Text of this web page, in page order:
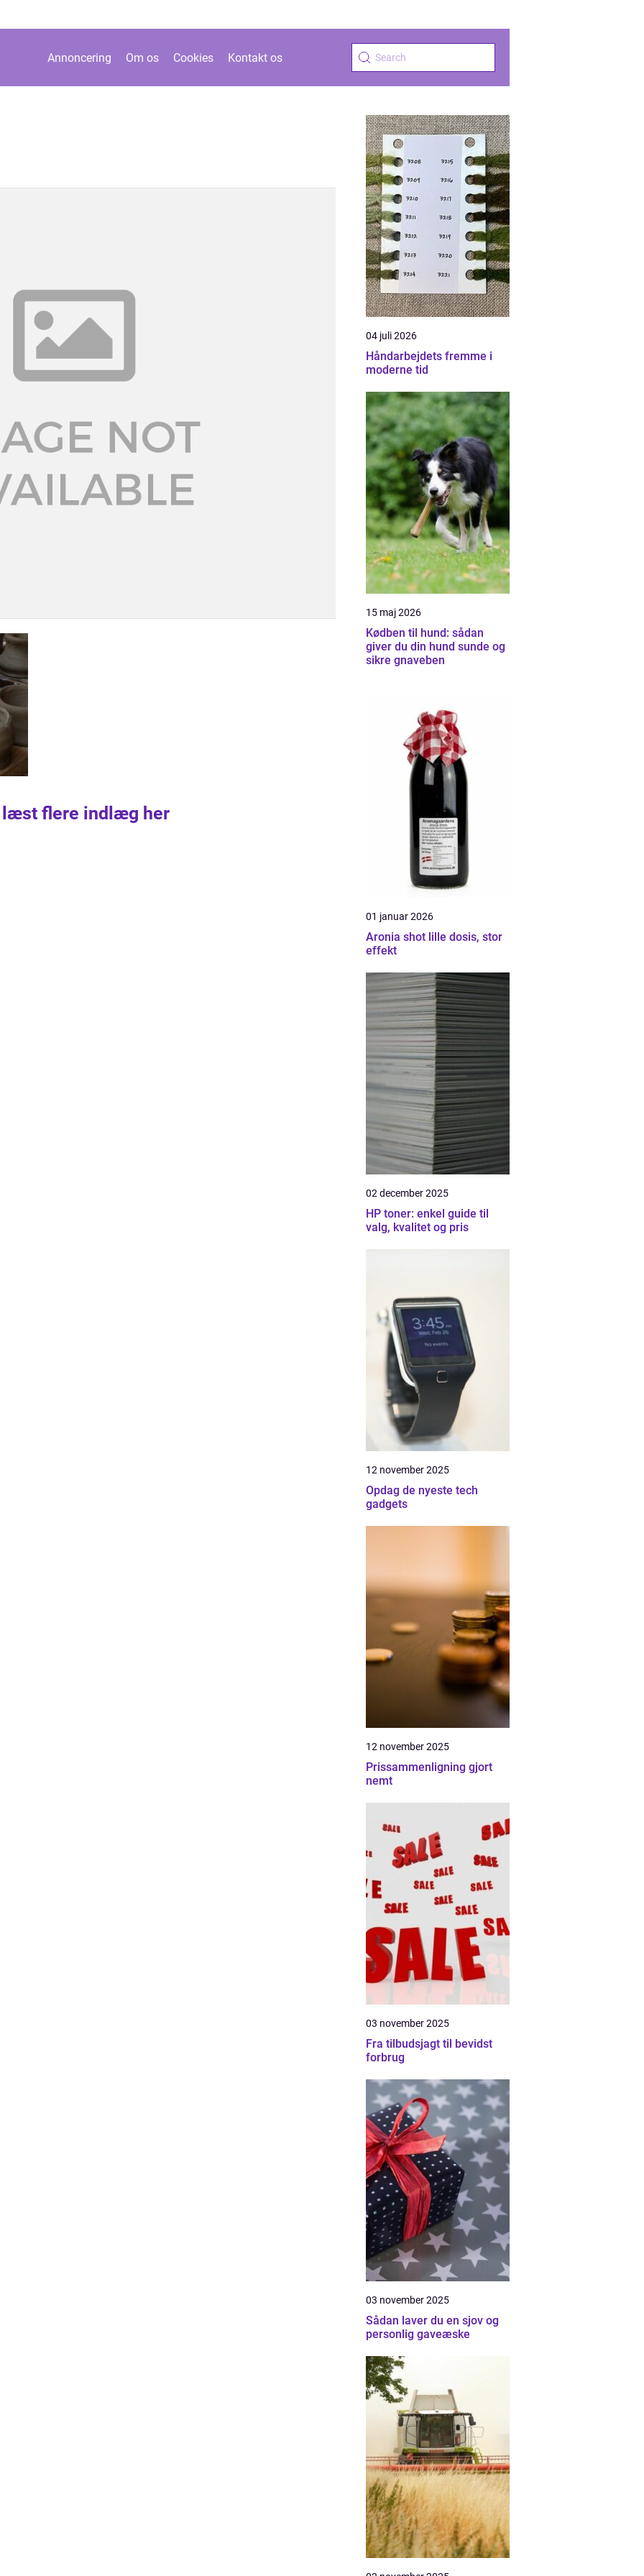
Annoncering Om os Cookies Kontakt os
læst flere indlæg her
04 juli 2026
Håndarbejdets fremme i
moderne tid
15 maj 2026
Kødben til hund: sådan
giver du din hund sunde og
sikre gnaveben
01 januar 2026
Aronia shot lille dosis, stor
effekt
02 december 2025
HP toner: enkel guide til
valg, kvalitet og pris
12 november 2025
Opdag de nyeste tech
gadgets
12 november 2025
Prissammenligning gjort
nemt
03 november 2025
Fra tilbudsjagt til bevidst
forbrug
03 november 2025
Sådan laver du en sjov og
personlig gaveæske